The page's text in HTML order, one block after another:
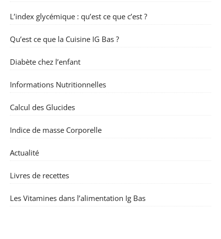
L’index glycémique : qu’est ce que c’est ?
Qu’est ce que la Cuisine IG Bas ?
Diabète chez l’enfant
Informations Nutritionnelles
Calcul des Glucides
Indice de masse Corporelle
Actualité
Livres de recettes
Les Vitamines dans l’alimentation Ig Bas